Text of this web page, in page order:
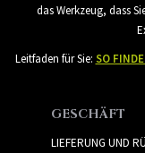
das Werkzeug, dass
Leitfaden für Sie: SO
GESCHÄFT
LIEFERUNG UND